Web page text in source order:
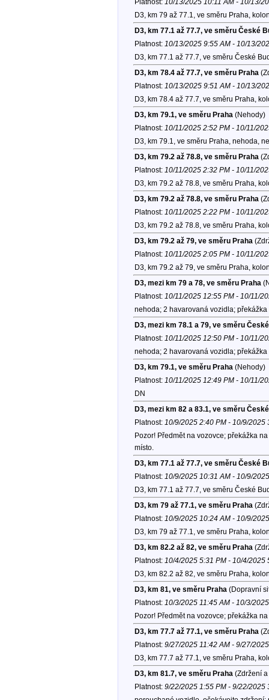
D3, km 79 až 77.1, ve směru Praha,
D3, km 77.1 až 77.7, ve směru České
Platnost: 10/13/2025 9:55 AM - 10/13/
D3, km 77.1 až 77.7, ve směru České
D3, km 78.4 až 77.7, ve směru Praha
Platnost: 10/13/2025 9:51 AM - 10/13/
D3, km 78.4 až 77.7, ve směru Praha,
D3, km 79.1, ve směru Praha (Nehody)
Platnost: 10/11/2025 2:52 PM - 10/11/
D3, km 79.1, ve směru Praha, nehoda,
D3, km 79.2 až 78.8, ve směru Praha
Platnost: 10/11/2025 2:32 PM - 10/11/
D3, km 79.2 až 78.8, ve směru Praha,
D3, km 79.2 až 78.8, ve směru Praha
Platnost: 10/11/2025 2:22 PM - 10/11/
D3, km 79.2 až 78.8, ve směru Praha,
D3, km 79.2 až 79, ve směru Praha
Platnost: 10/11/2025 2:05 PM - 10/11/
D3, km 79.2 až 79, ve směru Praha,
D3, mezi km 79 a 78, ve směru Praha
Platnost: 10/11/2025 12:55 PM - 10/11/
nehoda; 2 havarovaná vozidla;
D3, mezi km 78.1 a 79, ve směru
Platnost: 10/11/2025 12:50 PM - 10/11/
nehoda; 2 havarovaná vozidla;
D3, km 79.1, ve směru Praha (Nehody)
Platnost: 10/11/2025 12:49 PM - 10/11/
DN
D3, mezi km 82 a 83.1, ve směru
Platnost: 10/9/2025 2:40 PM - 10/9/2025
Pozor! Předmět na vozovce; překážka
místo.
D3, km 77.1 až 77.7, ve směru České
Platnost: 10/9/2025 10:31 AM - 10/9/
D3, km 77.1 až 77.7, ve směru České
D3, km 79 až 77.1, ve směru Praha
Platnost: 10/9/2025 10:24 AM - 10/9/
D3, km 79 až 77.1, ve směru Praha,
D3, km 82.2 až 82, ve směru Praha
Platnost: 10/4/2025 5:31 PM - 10/4/2025
D3, km 82.2 až 82, ve směru Praha,
D3, km 81, ve směru Praha (Dopravní
Platnost: 10/3/2025 11:45 AM - 10/3/
Pozor! Předmět na vozovce; překážka
D3, km 77.7 až 77.1, ve směru Praha
Platnost: 9/27/2025 11:42 AM - 9/27/
D3, km 77.7 až 77.1, ve směru Praha,
D3, km 81.7, ve směru Praha (Zdržení
Platnost: 9/22/2025 1:55 PM - 9/22/2025